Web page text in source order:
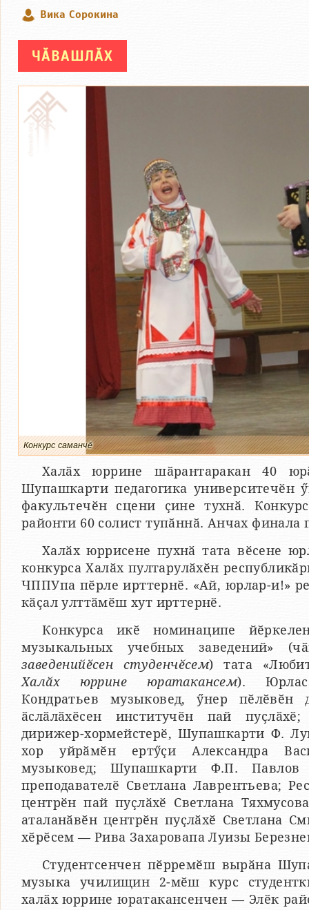
Вика Сорокина
ЧӐВАШЛӐХ
Конкурс саманчӗ
Халӑх юррине шӑрантаракан 40
Шупашкарти педагогика университечӗн
факультечӗн сцени ҫине тухнӑ.
районти 60 солист тупӑннӑ. Анчах финала
Халӑх юррисене пухнӑ тата вӗсене
конкурса Халӑх пултарулӑхӗн
ЧППУпа пӗрле ирттернӗ. «Ай, юрлар-и!»
кӑҫал улттӑмӗш хут ирттернӗ.
Конкурса икӗ номинаципе
музыкальных учебных заведений»
заведенийӗсен студенчӗсем) тата
Халӑх юррине юратакансем).
Кондратьев музыковед, ӳнер пӗлӗвӗн
ӑслӑлӑхӗсен институчӗн пай
дирижер-хормейстерӗ, Шупашкарти Ф.
хор уйрӑмӗн ертӳҫи Александра
музыковед; Шупашкарти Ф.П.
преподавателӗ Светлана Лаврентьева;
центрӗн пай пуҫлӑхӗ Светлана
аталанӑвӗн центрӗн пуҫлӑхӗ Светлана
хӗрӗсем — Рива Захаровапа Луизы
Студентсенчен пӗрремӗш вырӑна
музыка училищин 2-мӗш курс
халӑх юррине юратакансенчен — Элӗк